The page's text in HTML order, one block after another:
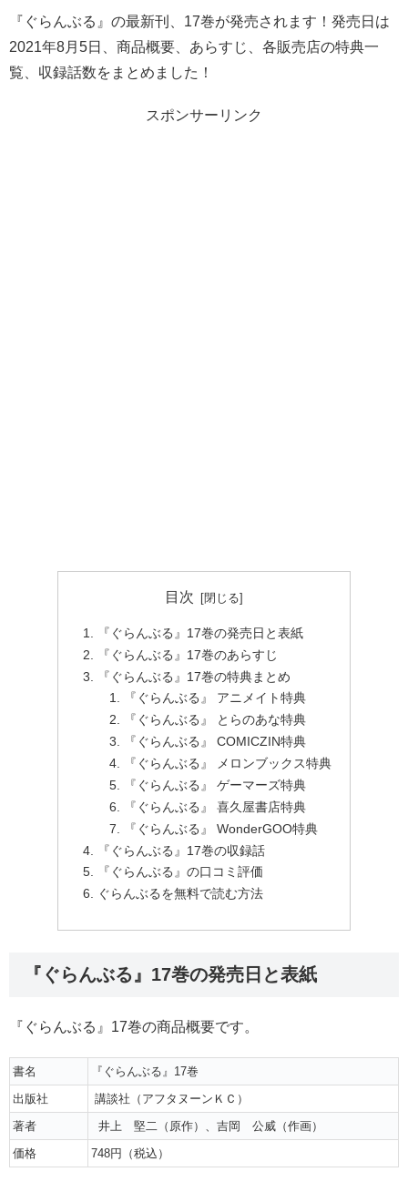
『ぐらんぶる』の最新刊、17巻が発売されます！発売日は
2021年8月5日、商品概要、あらすじ、各販売店の特典一
覧、収録話数をまとめました！
スポンサーリンク
目次
『ぐらんぶる』17巻の発売日と表紙
『ぐらんぶる』17巻のあらすじ
『ぐらんぶる』17巻の特典まとめ
『ぐらんぶる』 アニメイト特典
『ぐらんぶる』 とらのあな特典
『ぐらんぶる』 COMICZIN特典
『ぐらんぶる』 メロンブックス特典
『ぐらんぶる』 ゲーマーズ特典
『ぐらんぶる』 喜久屋書店特典
『ぐらんぶる』 WonderGOO特典
『ぐらんぶる』17巻の収録話
『ぐらんぶる』の口コミ評価
ぐらんぶるを無料で読む方法
『ぐらんぶる』17巻の発売日と表紙
『ぐらんぶる』17巻の商品概要です。
書名
『ぐらんぶる』17巻
出版社
講談社（アフタヌーンＫＣ）
著者
井上 堅二（原作）、吉岡 公威（作画）
価格
748円（税込）